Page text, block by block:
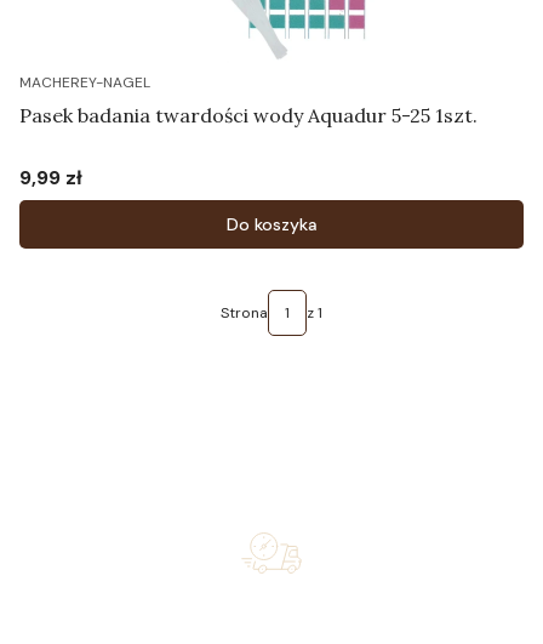
MACHEREY-NAGEL
Pasek badania twardości wody Aquadur 5-25 1szt.
Cena
9,99 zł
Do koszyka
Strona z 1